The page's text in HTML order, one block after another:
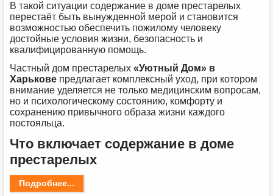
В такой ситуации содержание в доме престарелых
перестаёт быть вынужденной мерой и становится
возможностью обеспечить пожилому человеку
достойные условия жизни, безопасность и
квалифицированную помощь.
Частный дом престарелых«Уютный Дом» в
Харькове предлагает комплексный уход, при котором
внимание уделяется не только медицинским вопросам,
но и психологическому состоянию, комфорту и
сохранению привычного образа жизни каждого
постояльца.
Что включает содержание в доме
престарелых
Подробнее...